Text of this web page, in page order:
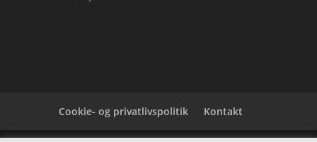
Cookie- og privatlivspolitik Kontakt